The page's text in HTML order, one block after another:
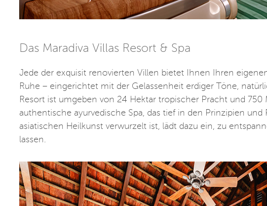
Das Maradiva Villas Resort & Spa
Jede der exquisit renovierten Villen bietet Ihnen Ihren
Ruhe – eingerichtet mit der Gelassenheit erdiger Töne,
Resort ist umgeben von 24 Hektar tropischer Pracht und
authentische ayurvedische Spa, das tief in den Prinzipien
asiatischen Heilkunst verwurzelt ist, lädt dazu ein, zu
lassen.